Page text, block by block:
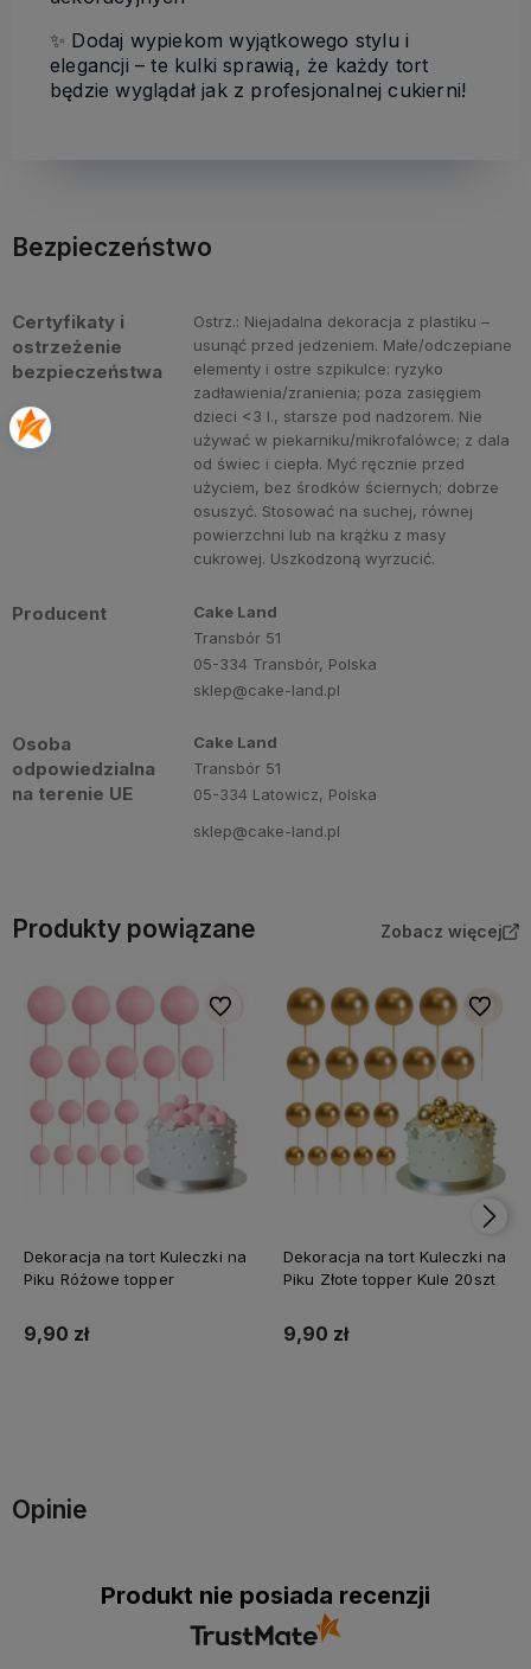
✨ Dodaj wypiekom wyjątkowego stylu i
elegancji – te kulki sprawią, że każdy tort
będzie wyglądał jak z profesjonalnej cukierni!
Bezpieczeństwo
Certyfikaty i
ostrzeżenie
bezpieczeństwa
Ostrz.: Niejadalna dekoracja z plastiku –
usunąć przed jedzeniem. Małe/odczepiane
elementy i ostre szpikulce: ryzyko
zadławienia/zranienia; poza zasięgiem
dzieci <3 l., starsze pod nadzorem. Nie
używać w piekarniku/mikrofalówce; z dala
od świec i ciepła. Myć ręcznie przed
użyciem, bez środków ściernych; dobrze
osuszyć. Stosować na suchej, równej
powierzchni lub na krążku z masy
cukrowej. Uszkodzoną wyrzucić.
Producent
Cake Land
Transbór 51
05-334 Transbór, Polska
sklep@cake-land.pl
Osoba
odpowiedzialna
na terenie UE
Cake Land
Transbór 51
05-334 Latowicz, Polska
sklep@cake-land.pl
Produkty powiązane Zobacz więcej
Dekoracja na tort Kuleczki na
Piku Różowe topper
9,90 zł
Do ulubionych
Dekoracja na tort Kuleczki na
Piku Złote topper Kule 20szt
9,90 zł
Do
Opinie
Produkt nie posiada recenzji